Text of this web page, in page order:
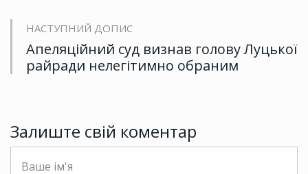
НАСТУПНИЙ ДОПИС
Апеляційний суд визнав голову Луцької
райради нелегітимно обраним
Залиште свій коментар